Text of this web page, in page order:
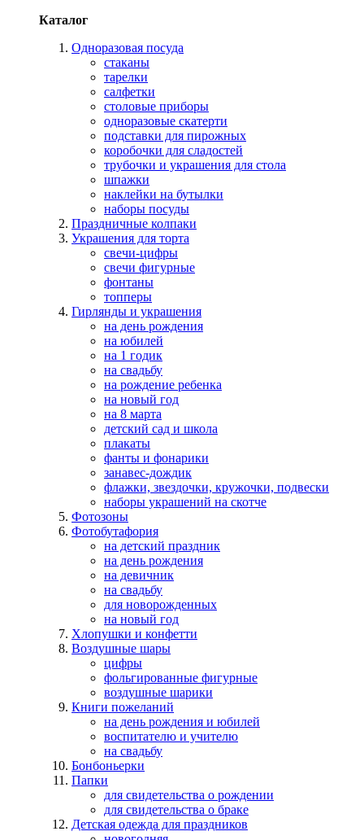
Каталог
Одноразовая посуда
стаканы
тарелки
салфетки
столовые приборы
одноразовые скатерти
подставки для пирожных
коробочки для сладостей
трубочки и украшения для стола
шпажки
наклейки на бутылки
наборы посуды
Праздничные колпаки
Украшения для торта
свечи-цифры
свечи фигурные
фонтаны
топперы
Гирлянды и украшения
на день рождения
на юбилей
на 1 годик
на свадьбу
на рождение ребенка
на новый год
на 8 марта
детский сад и школа
плакаты
фанты и фонарики
занавес-дождик
флажки, звездочки, кружочки, подвески
наборы украшений на скотче
Фотозоны
Фотобутафория
на детский праздник
на день рождения
на девичник
на свадьбу
для новорожденных
на новый год
Хлопушки и конфетти
Воздушные шары
цифры
фольгированные фигурные
воздушные шарики
Книги пожеланий
на день рождения и юбилей
воспитателю и учителю
на свадьбу
Бонбоньерки
Папки
для свидетельства о рождении
для свидетельства о браке
Детская одежда для праздников